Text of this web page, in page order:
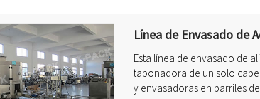
Línea de Envasado de
Esta línea de envasado de
taponadora de un solo
y envasadoras en barriles